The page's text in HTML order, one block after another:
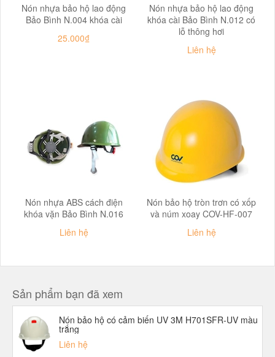
Nón nhựa bảo hộ lao động
Bảo Bình N.004 khóa cài
25.000₫
Nón nhựa bảo hộ lao động
khóa cài Bảo Bình N.012 có
lỗ thông hơi
Liên hệ
Nón nhựa ABS cách điện
khóa vặn Bảo Bình N.016
Liên hệ
Nón bảo hộ tròn trơn có xốp
và núm xoay COV-HF-007
Liên hệ
Sản phẩm bạn đã xem
Nón bảo hộ có cảm biến UV 3M H701SFR-UV màu
trắng
Liên hệ